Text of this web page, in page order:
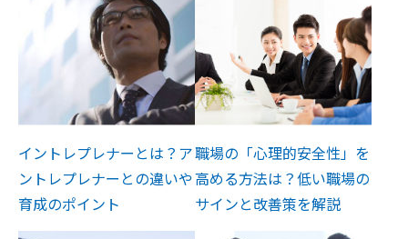
イントレプレナーとは？ア
ントレプレナーとの違いや
育成のポイント
職場の「心理的安全性」を
高める方法は？低い職場の
サインと改善策を解説